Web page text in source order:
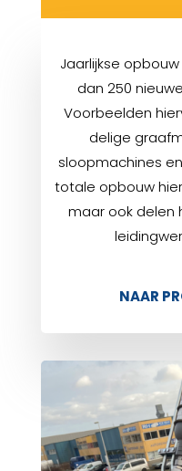
Jaarlijkse
dan 250
Voorbeelden
delige
sloopmachines
totale opbouw
maar ook delen
NAAR